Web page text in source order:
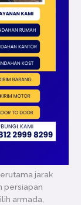
jarak
persiapan
armada,